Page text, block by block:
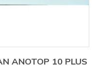
ANOTOP 10 PLUS